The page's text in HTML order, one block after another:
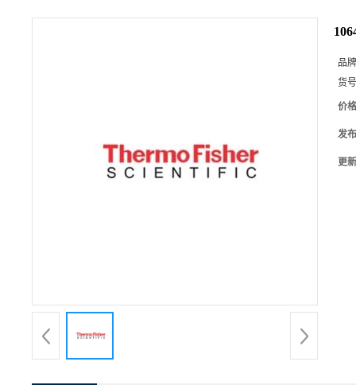
品
货
价
发
更